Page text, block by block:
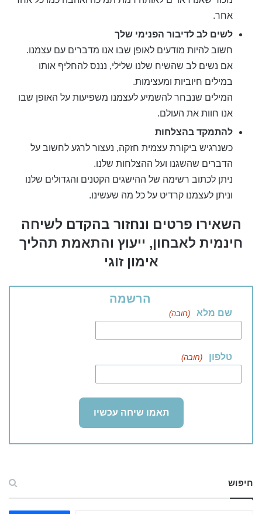
אחר.
לשים לב לדיבור הפנימי שלך
חשוב להיות מודעים לאופן שבו אנו מדברים עם עצמנו.
אם נשים לב שהשיח שלנו שלילי, נננס להחליף אותו
במילים חיוביות ומעצימות.
המילים שנבחר להשמיע לעצמנו משפיעות על האופן שבו
אנו חוות את העולם.
להתמקד בהצלחות
כשנרגיש ביקורת עצמית חזקה, נעצור לרגע לחשוב על
הדברים שהשגנו ועל ההצלחות שלנו.
ניתן לכתוב רשימה של ההישגים הקטנים והגדולים שלנו
וניתן לעצמנו קרדיט על כל מה שעשינו.
השאירו פרטים ונחזור בהקדם לשיחה
חינמית לאבחון, ייעוץ והתאמת תהליך
אימון זוגי
הרשמה
שם מלא (חובה)
טלפון (חובה)
חיפוש